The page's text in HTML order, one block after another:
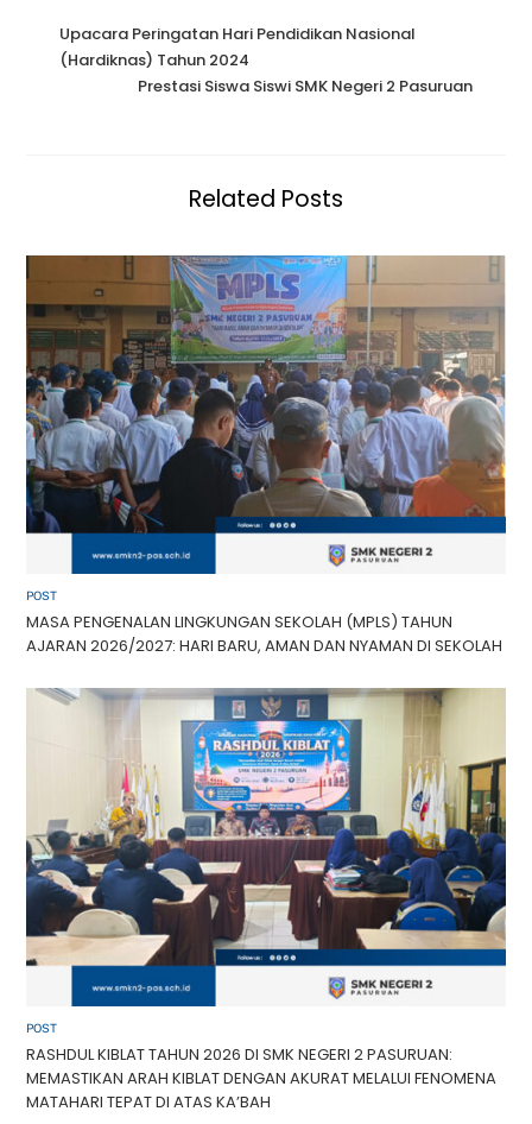
Upacara Peringatan Hari Pendidikan Nasional
(Hardiknas) Tahun 2024
Prestasi Siswa Siswi SMK Negeri 2 Pasuruan
Related Posts
POST
MASA PENGENALAN LINGKUNGAN SEKOLAH (MPLS) TAHUN
AJARAN 2026/2027: HARI BARU, AMAN DAN NYAMAN DI SEKOLAH
POST
RASHDUL KIBLAT TAHUN 2026 DI SMK NEGERI 2 PASURUAN:
MEMASTIKAN ARAH KIBLAT DENGAN AKURAT MELALUI FENOMENA
MATAHARI TEPAT DI ATAS KA’BAH